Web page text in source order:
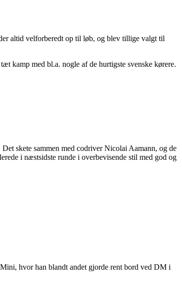
altid velforberedt op til løb, og blev tillige valgt til
kamp med bl.a. nogle af de hurtigste svenske kørere.
skete sammen med codriverNicolai Aamann, og de
i næstsidste runde i overbevisende stil med god og
hvor han blandt andet gjorde rent bord ved DM i